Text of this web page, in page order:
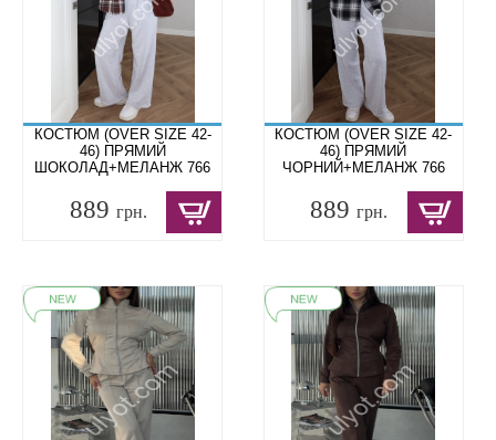
КОСТЮМ (OVER SIZE 42-
46) ПРЯМИЙ
ШОКОЛАД+МЕЛАНЖ 766
889 грн.
КОСТЮМ (OVER SIZE 42-
46) ПРЯМИЙ
ЧОРНИЙ+МЕЛАНЖ 766
889грн.